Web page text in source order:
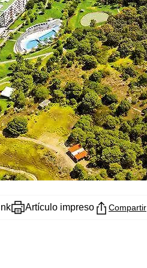
Artículo impreso Compartir